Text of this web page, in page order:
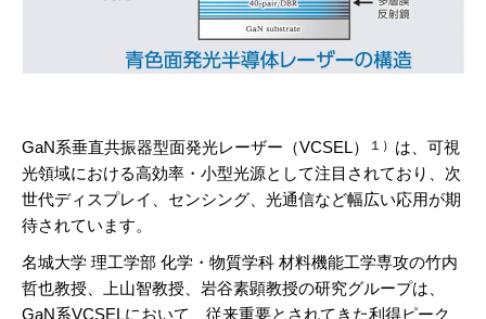
GaN系垂直共振器型面発光レーザー（VCSEL） １） は、可視
光領域における高効率・小型光源として注目されており、次
世代ディスプレイ、センシング、光通信など幅広い応用が期
待されています。
名城大学 理工学部 化学・物質学科 材料機能工学専攻の竹内
哲也教授、上山智教授、岩谷素顕教授の研究グループは、
GaN系VCSELにおいて、従来重要とされてきた利得ピーク